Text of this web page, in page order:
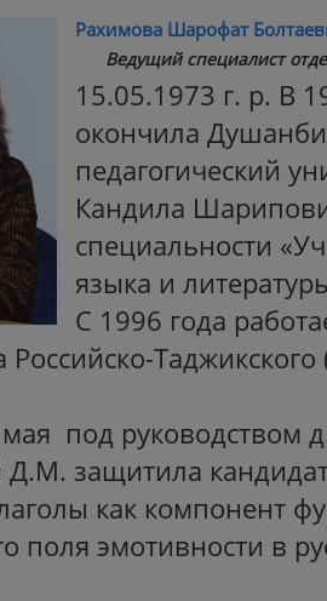
Рахимова Шарофат
Ведущий специалист
15.05.1973 г. р. В
окончила
педагогический
Кандила
специальности
языка и
С 1996 года
Российско-
под руководством
Д.М. защитила
как компонент
поля эмотивности в